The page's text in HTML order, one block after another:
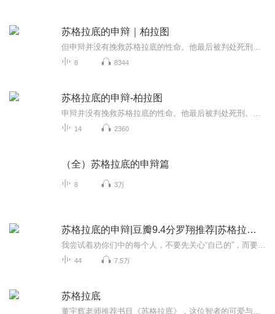
苏格拉底的申辩｜柏拉图
8 8344
苏格拉底的申辩-柏拉图
14 2360
（全）苏格拉底的申辩篇
8 3万
苏格拉底的申辩|豆瓣9.4分罗翔推荐|苏格拉底之死
44 7.5万
苏格拉底